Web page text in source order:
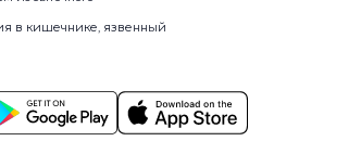
в кишечнике, язвенный